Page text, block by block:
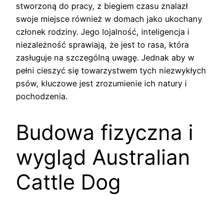
stworzoną do pracy, z biegiem czasu znalazł
swoje miejsce również w domach jako ukochany
członek rodziny. Jego lojalność, inteligencja i
niezależność sprawiają, że jest to rasa, która
zasługuje na szczególną uwagę. Jednak aby w
pełni cieszyć się towarzystwem tych niezwykłych
psów, kluczowe jest zrozumienie ich natury i
pochodzenia.
Budowa fizyczna i
wygląd Australian
Cattle Dog